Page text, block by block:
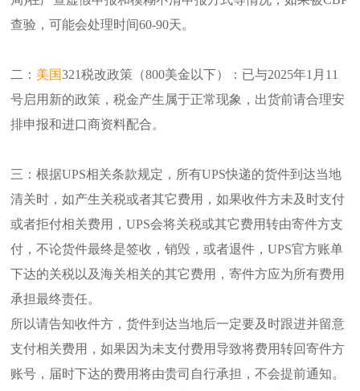
查验，可能会处理时间60-90天。
二： 美国321税改政策（800美金以下）：已与2025年1月11
号启用新的政策，税金产生属于正常现象，出货前请合理安
排申报和进口商资料配合。
三：根据UPS相关条款规定，所有UPS快递的货件到达当地
清关时，如产生关税或者其它费用，如果收件方未及时支付
或者拒付相关费用，UPS会将关税或其它费用转由寄件方支
付，不论货件最终是签收，销毁，或者退件，UPS官方账单
下达的关税以及海关相关的其它费用，寄件方应为所有费用
承担最终责任。
所以请告知收件方，货件到达当地后一定要及时跟进并留意
支付相关费用，如果因为未支付费用导致将费用转回寄件方
账号，届时下达的费用将由贵司自行承担，不会提前通知。